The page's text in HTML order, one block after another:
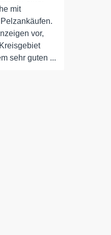
mit
vor,
sehr guten ...